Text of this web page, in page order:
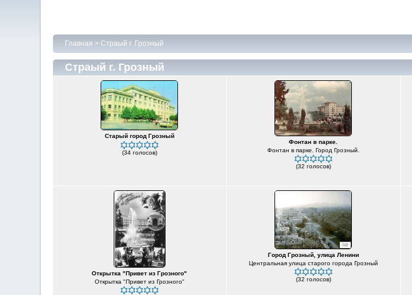
Главная > Страый г. Грозный
Страый г. Грозный
Старый город Грозный
(34 голосов)
Фонтан в парке.
Фонтан в парке. Город Грозный.
(32 голосов)
Открытка "Привет из Грозного"
Открытка "Привет из Грозного"
Город Грозный, улица Ленини
Центральная улица старого города Грозный
(32 голосов)